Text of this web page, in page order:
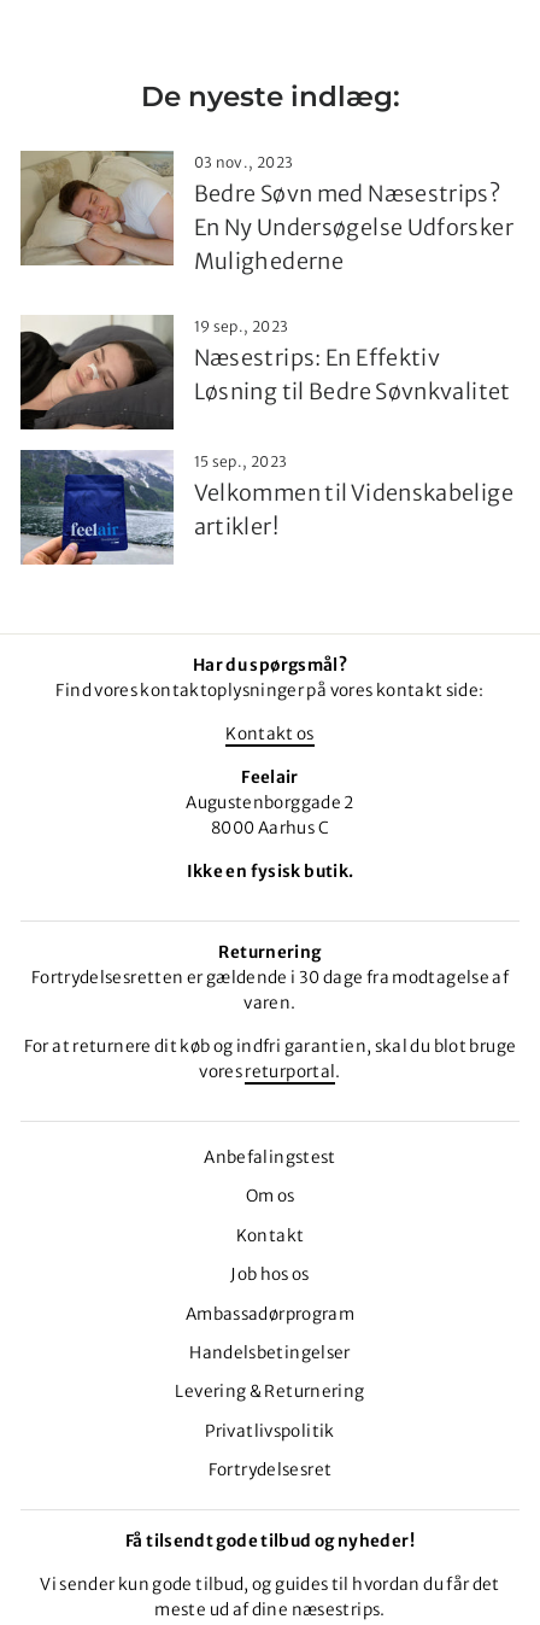
De nyeste indlæg:
03 nov., 2023
Bedre Søvn med Næsestrips?
En Ny Undersøgelse Udforsker
Mulighederne
19 sep., 2023
Næsestrips: En Effektiv
Løsning til Bedre Søvnkvalitet
15 sep., 2023
Velkommen til Videnskabelige
artikler!
Har du spørgsmål?
Find vores kontaktoplysninger på vores kontakt side:
Kontakt os
Feelair
Augustenborggade 2
8000 Aarhus C
Ikke en fysisk butik.
Returnering
Fortrydelsesretten er gældende i 30 dage fra modtagelse af
varen.
For at returnere dit køb og indfri garantien, skal du blot bruge
voresreturportal .
Anbefalingstest
Om os
Kontakt
Job hos os
Ambassadørprogram
Handelsbetingelser
Levering & Returnering
Privatlivspolitik
Fortrydelsesret
Få tilsendt gode tilbud og nyheder!
Vi sender kun gode tilbud, og guides til hvordan du får det
meste ud af dine næsestrips.